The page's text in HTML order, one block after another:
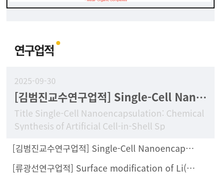
연구업적
2025-09-30
[김범진교수연구업적] Single-Cell Nanoencapsulation: Chemical Synthesis of Artificial Cell-in-Shell Spores
Title Single-Cell Nanoencapsulation: Chemical
Synthesis of Artificial Cell-in-Shell Sp
[김범진교수연구업적] Single-Cell Nanoencapsulation Enables Fabrication of Probiotics-Loaded Hydrogel Dressing with Improved Wound Healing Efficacy In Vivo
[류광선연구업적] Surface modification of Li(Ni0.8Co0.1Mn0.1)O2 with Li2ZrCl6 halide solid electrolyte for all-solid-state batteries